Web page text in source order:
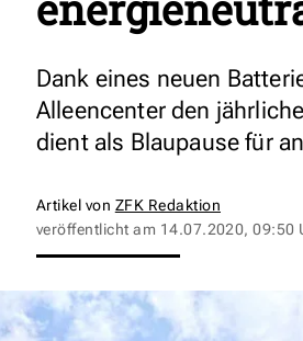
Dank eines neuen
Alleencenter den
dient als Blaupause für
Artikel von ZFK Redaktion
veröffentlicht am 14.07.2020, 09:50